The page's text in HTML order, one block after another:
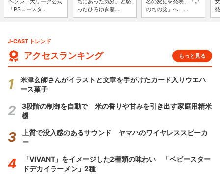
ヘソン、大リーグ公式
「PSロースタ...
ちにあった気分」と怒
ったひろゆき妻...
名の変更を発表、「い
のちの党」へ ...
J-CAST トレンド
アクセスランキング もっと見る
米津玄師さんがイラストと文章を手がけたカード入りウエハ
ース菓子
3段階の制御を自動で 米の香りや甘みを引き出す家庭用精米
機
上質で没入感のあるサウンド ヤマハのワイヤレススピーカ
ー
「VIVANT」をイメージした2種類の味わい 「ベビースター
ドデカイラーメン」2種